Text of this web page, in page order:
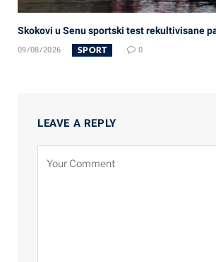
Skokovi u Senu sportski test rekultivisane
09/08/2026 SPORT 0
LEAVE A REPLY